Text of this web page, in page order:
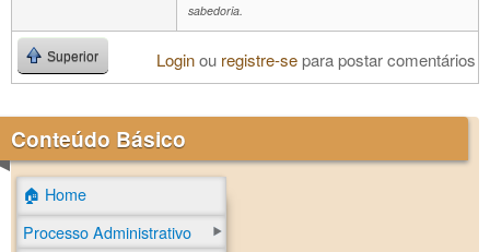
sabedoria.
Superior Loginou registre-separa postar comentários
Conteúdo Básico
🏠 Home
Processo Administrativo